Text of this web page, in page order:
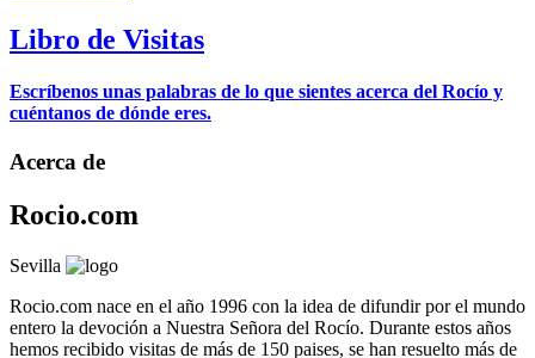
Libro de Visitas
Escríbenos unas palabras de lo que sientes acerca del Rocío y
cuéntanos de dónde eres.
Acerca de
Rocio.com
Sevilla
Rocio.com nace en el año 1996 con la idea de difundir por el mundo
entero la devoción a Nuestra Señora del Rocío. Durante estos años
hemos recibido visitas de más de 150 paises, se han resuelto más de